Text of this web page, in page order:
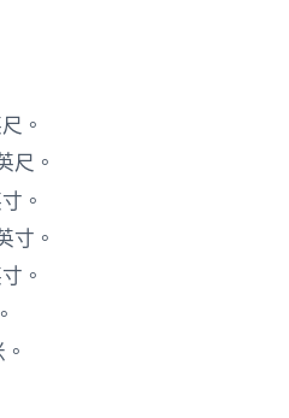
。
尺。
。
寸。
。